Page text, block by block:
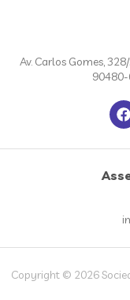
Av. Carlos Gomes,
Copyright © 2026